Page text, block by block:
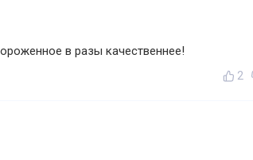
в разы качественнее!
2